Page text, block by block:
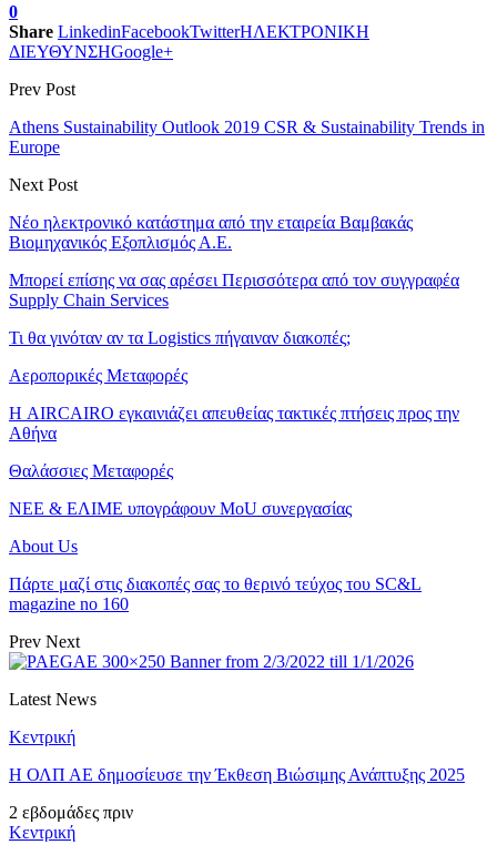
0
Share LinkedinFacebookTwitterΗΛΕΚΤΡΟΝΙΚΗ
ΔΙΕΥΘΥΝΣΗGoogle+
Prev Post
Athens Sustainability Outlook 2019 CSR & Sustainability Trends in
Europe
Next Post
Νέο ηλεκτρονικό κατάστημα από την εταιρεία Βαμβακάς
Βιομηχανικός Εξοπλισμός Α.Ε.
Μπορεί επίσης να σας αρέσει Περισσότερα από τον συγγραφέα
Supply Chain Services
Τι θα γινόταν αν τα Logistics πήγαιναν διακοπές;
Αεροπορικές Μεταφορές
Η AIRCAIRO εγκαινιάζει απευθείας τακτικές πτήσεις προς την
Αθήνα
Θαλάσσιες Μεταφορές
ΝΕΕ & ΕΛΙΜΕ υπογράφουν MoU συνεργασίας
About Us
Πάρτε μαζί στις διακοπές σας το θερινό τεύχος του SC&L
magazine no 160
Prev Next
Latest News
Κεντρική
Η ΟΛΠ ΑΕ δημοσίευσε την Έκθεση Βιώσιμης Ανάπτυξης 2025
2 εβδομάδες πριν
Κεντρική